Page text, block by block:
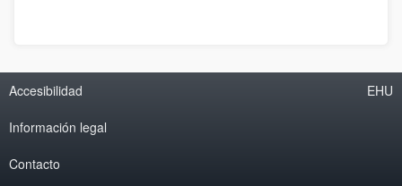
Accesibilidad
Información legal
Contacto
EHU